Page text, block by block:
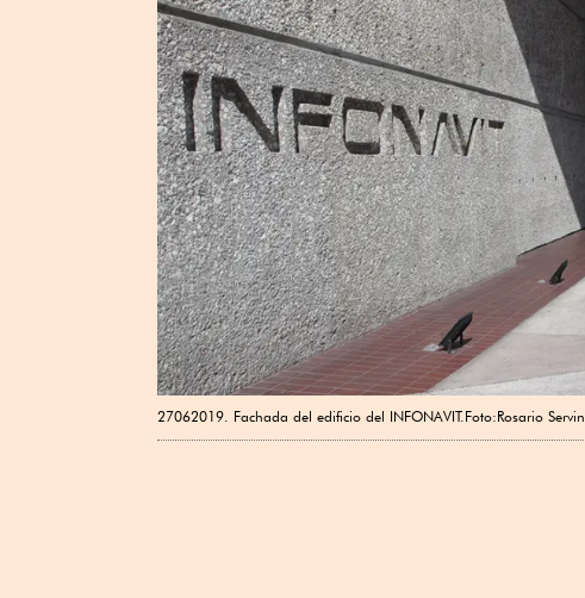
27062019. Fachada del edificio del INFONAVIT.Foto:Rosario Servin